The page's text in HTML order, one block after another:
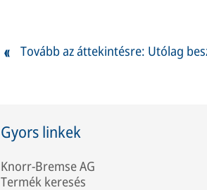
Tovább az áttekintésre: Utólag
Gyors linkek
Knorr-Bremse AG
Termék keresés